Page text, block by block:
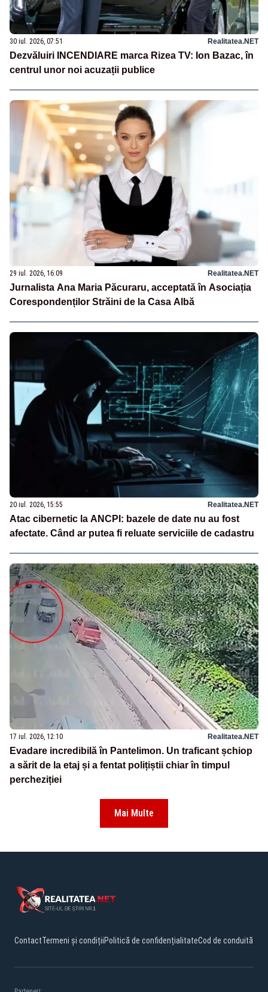
30 iul. 2026, 07:51 Realitatea.NET
Dezvăluiri INCENDIARE marca Rizea TV: Ion Bazac, în
centrul unor noi acuzații publice
29 iul. 2026, 16:09 Realitatea.NET
Jurnalista Ana Maria Păcuraru, acceptată în Asociația
Corespondenților Străini de la Casa Albă
20 iul. 2026, 15:55 Realitatea.NET
Atac cibernetic la ANCPI: bazele de date nu au fost
afectate. Când ar putea fi reluate serviciile de cadastru
17 iul. 2026, 12:10 Realitatea.NET
Evadare incredibilă în Pantelimon. Un traficant șchiop
a sărit de la etaj și a fentat polițiștii chiar în timpul
percheziției
Mai Multe
ContactTermeni și condițiiPolitică de confidențialitateCod de conduită